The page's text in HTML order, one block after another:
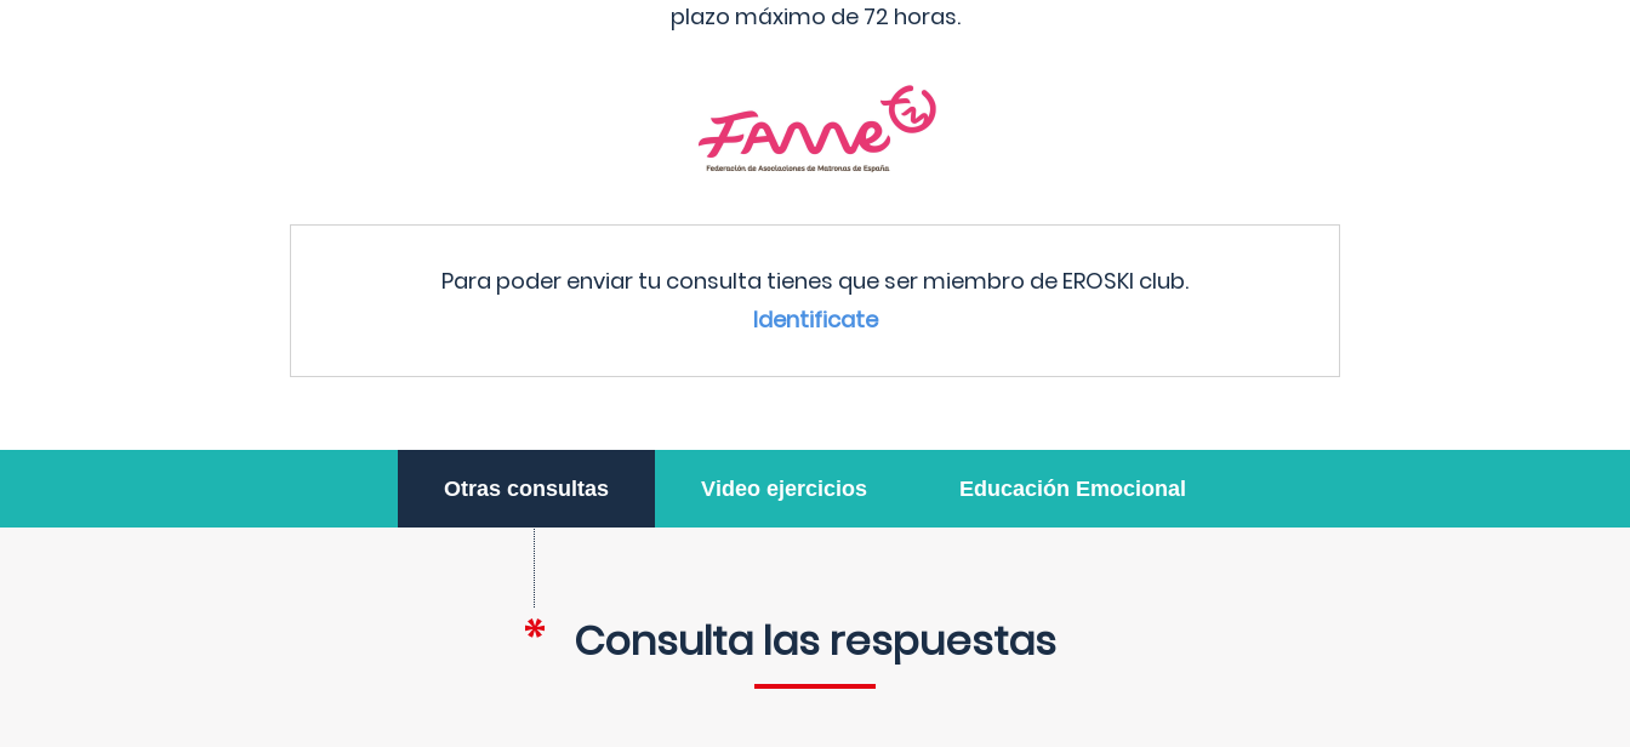
plazo máximo de 72 horas.
Para poder enviar tu consulta tienes que ser miembro de EROSKI club.
Identificate
Otras consultas Video ejercicios Educación Emocional
Consulta las respuestas